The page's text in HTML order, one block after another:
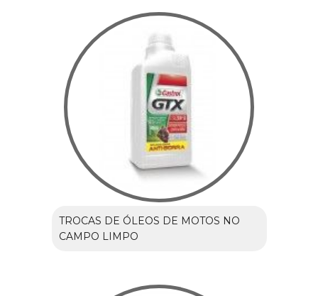
TROCAS DE ÓLEOS DE MOTOS NO
CAMPO LIMPO